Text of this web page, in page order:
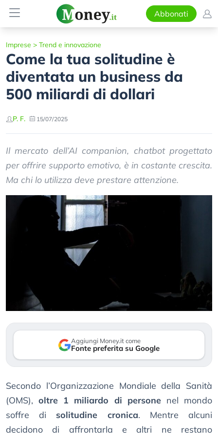
Abbonati
Imprese > Trend e innovazione
Come la tua solitudine è
diventata un business da
500 miliardi di dollari
P. F. 15/07/2025
Il mercato dell’AI companion, chatbot progettato
per offrire supporto emotivo, è in costante crescita.
Ma chi lo utilizza deve prestare attenzione.
Aggiungi Money.it come
Fonte preferita su Google
Secondo l’Organizzazione Mondiale della Sanità
(OMS),oltre 1 miliardo di personenel mondo
soffre di solitudine cronica. Mentre alcuni
decidono di affrontarla e altri ne restano